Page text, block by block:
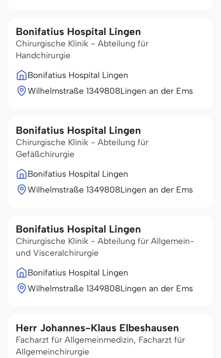
Bonifatius Hospital Lingen
Chirurgische Klinik - Abteilung für
Handchirurgie
Bonifatius Hospital Lingen
Wilhelmstraße 1349808Lingen an der Ems
Bonifatius Hospital Lingen
Chirurgische Klinik - Abteilung für
Gefäßchirurgie
Bonifatius Hospital Lingen
Wilhelmstraße 1349808Lingen an der Ems
Bonifatius Hospital Lingen
Chirurgische Klinik - Abteilung für Allgemein-
und Visceralchirurgie
Bonifatius Hospital Lingen
Wilhelmstraße 1349808Lingen an der Ems
Herr Johannes-Klaus Elbeshausen
Facharzt für Allgemeinmedizin, Facharzt für
Allgemeinchirurgie